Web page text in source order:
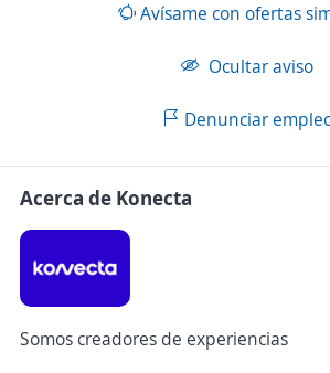
Avísame con ofertas
Ocultar aviso
Denunciar
Acerca de Konecta
Somos creadores de experiencias